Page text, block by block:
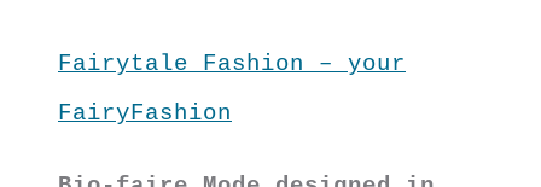
Fairytale Fashion – your
FairyFashion